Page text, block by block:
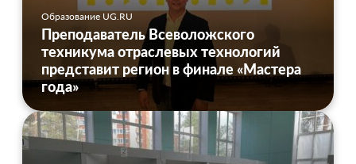
Образование UG.RU
Преподаватель Всеволожского
техникума отраслевых технологий
представит регион в финале «Мастера
года»